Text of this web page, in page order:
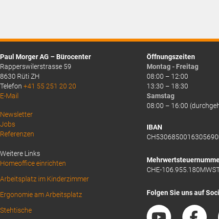
Paul Morger AG – Bürocenter
Rapperswilerstrasse 59
8630 Rüti ZH
Telefon +41 55 251 20 20
E-Mail
Above
Footer
Newsletter
Jobs
Referenzen
Weitere Links
Homeoffice einrichten
Arbeitsplatz im Kinderzimmer
Ergonomie am Arbeitsplatz
Stehtische
Öffnungszeiten
Montag - Freitag
08:00 – 12:00
13:30 – 18:30
Samstag
08:00 – 16:00
IBAN
CHE-
Folgen Sie uns auf